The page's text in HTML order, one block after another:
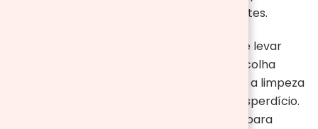
ideal, sobretudo durante os dias mais quentes.
Além dos itens mencionados, é importante levar
pratos, copos, talheres e guardanapos. Escolha
entre utensílios descartáveis para facilitar a limpeza
ou utensílios reutilizáveis para reduzir o desperdício.
Tenha também sacos de lixo à disposição para